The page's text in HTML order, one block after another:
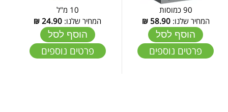
90 כמוסות
המחיר שלנו:58.90
₪
הוסף לסל
פרטים נוספים
10 מ"ל
המחיר שלנו: 24.90
₪
הוסף לסל
פרטים נוספים